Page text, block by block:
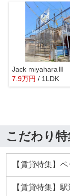
Jack miyaharaⅢ
7.9万円 / 1LDK
こだわり特
【賃貸特集】
【賃貸特集】駅